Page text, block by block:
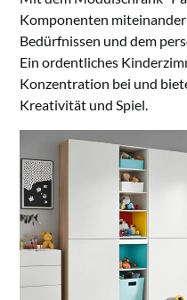
Komponenten
Bedürfnissen und dem
Ein ordentliches
Konzentration bei und
Kreativität und Spiel.